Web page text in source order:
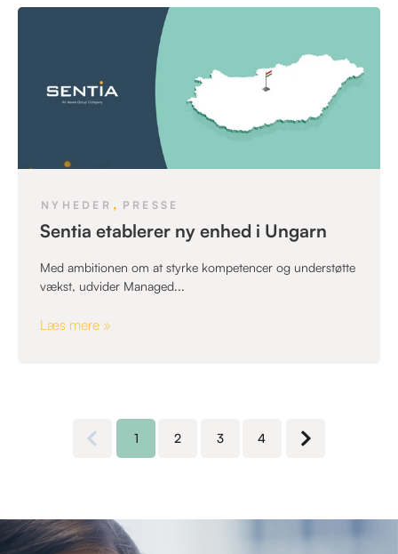
NYHEDER , PRESSE
Sentia etablerer ny enhed i Ungarn
Med ambitionen om at styrke kompetencer og understøtte
vækst, udvider Managed...
Læs mere »
Previous page
1 2 3 4